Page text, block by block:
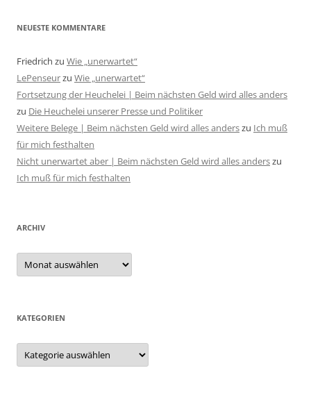
NEUESTE KOMMENTARE
Friedrich zu Wie „unerwartet“
LePenseurzu Wie „unerwartet“
Fortsetzung der Heuchelei | Beim nächsten Geld wird alles anders
zu Die Heuchelei unserer Presse und Politiker
Weitere Belege | Beim nächsten Geld wird alles anderszu Ich muß
für mich festhalten
Nicht unerwartet aber | Beim nächsten Geld wird alles anderszu
Ich muß für mich festhalten
ARCHIV
Archiv
KATEGORIEN
Kategorien